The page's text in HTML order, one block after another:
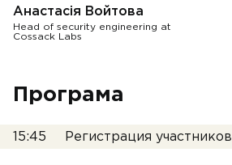
Анастасія Войтова
Head of security engineering at
Cossack Labs
Програма
15:45 Регистрация участников